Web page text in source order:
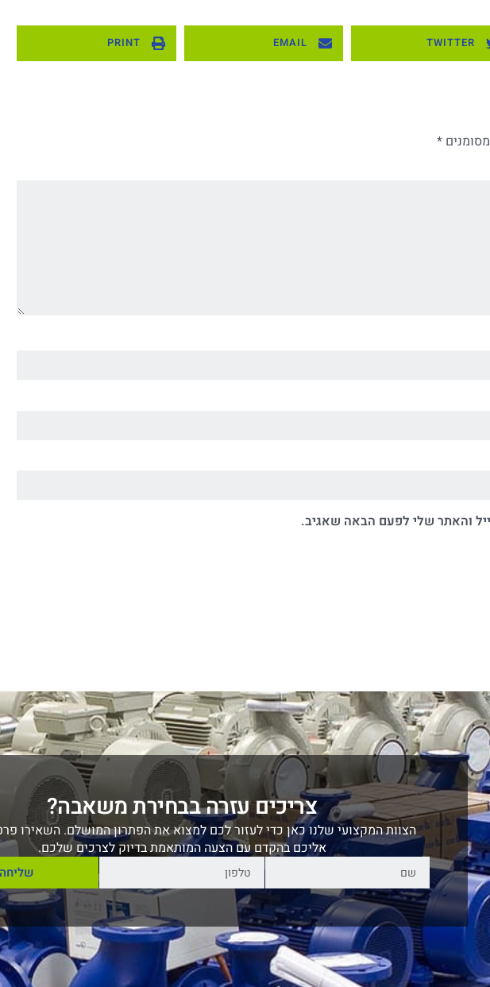
TWITTER
EMAIL
PRINT
*
והאתר שלי לפעם הבאה שאגיב.
צריכים עזרה בבחירת משאבה?
הצוות המקצועי שלנו כאן כדי לעזור לכם למצוא את הפתרון המושלם. השאירו
אליכם בהקדם עם הצעה המותאמת בדיוק לצרכים שלכם.
שליחה